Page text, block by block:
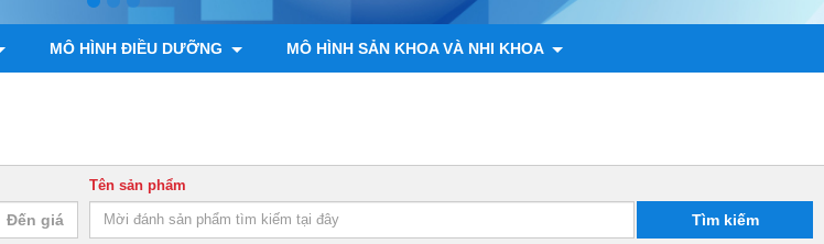
MÔ HÌNH ĐIỀU DƯỠNG MÔ HÌNH SẢN KHOA VÀ NHI KHOA
Tên sản phẩm
Tìm kiếm